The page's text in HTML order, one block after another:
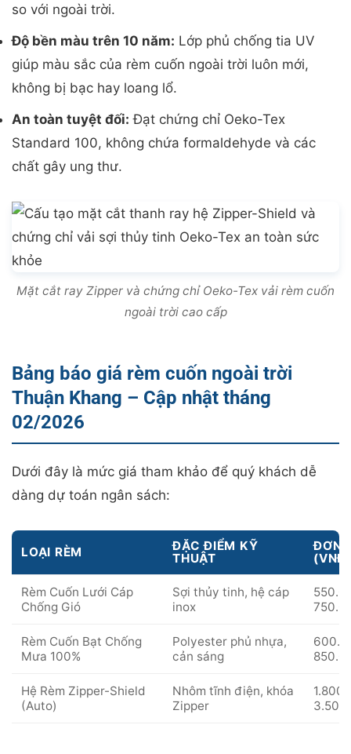
so với ngoài trời.
Độ bền màu trên 10 năm: Lớp phủ chống tia UV
giúp màu sắc của rèm cuốn ngoài trời luôn mới,
không bị bạc hay loang lổ.
An toàn tuyệt đối: Đạt chứng chỉ Oeko-Tex
Standard 100, không chứa formaldehyde và các
chất gây ung thư.
Mặt cắt ray Zipper và chứng chỉ Oeko-Tex vải rèm cuốn
ngoài trời cao cấp
Bảng báo giá rèm cuốn ngoài trời
Thuận Khang – Cập nhật tháng
02/2026
Dưới đây là mức giá tham khảo để quý khách dễ
dàng dự toán ngân sách:
LOẠI RÈM
ĐẶC ĐIỂM KỸ
THUẬT
ĐƠN
Rèm Cuốn Lưới Cáp
Chống Gió
Sợi thủy tinh, hệ cáp
inox
Rèm Cuốn Bạt Chống
Mưa 100%
Polyester phủ nhựa,
cản sáng
Hệ Rèm Zipper-Shield
(Auto)
Nhôm tĩnh điện, khóa
Zipper